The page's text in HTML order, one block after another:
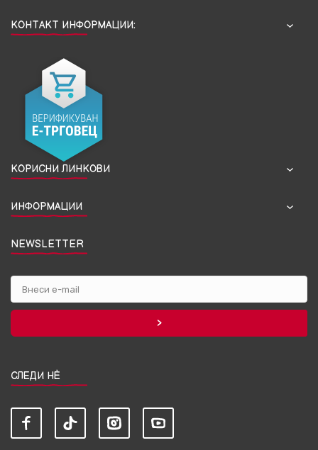
КОНТАКТ ИНФОРМАЦИИ:
КОРИСНИ ЛИНКОВИ
ИНФОРМАЦИИ
NEWSLETTER
СЛЕДИ НЀ